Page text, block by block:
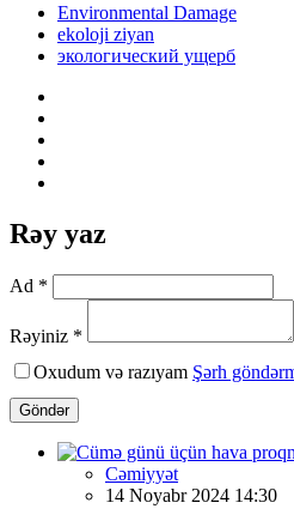
Environmental Damage
ekoloji ziyan
экологический ущерб
Rəy yaz
Ad *
Rəyiniz *
Oxudum və razıyam Şərh
Göndər
Cəmiyyət
14 Noyabr 2024 14:30